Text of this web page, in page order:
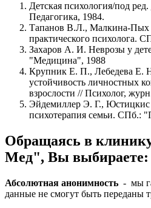
Детская психология/под
Педагогика, 1984.
Тапанов В.Л., Малкина-Пых
практического
Захаров А. И. Неврозы у
"Медицина", 1988
Крупник Е. П., Лебедева Ε.
устойчивость личностных
взрослости // Психолог,
Эйдемиллер Э. Г.,
психотерапия семьи. СПб.:
Обращаясь в
Мед", Вы выбираете:
Абсолютная анонимность - мы
данные не смогут быть переданы